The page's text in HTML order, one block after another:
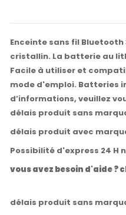
Enceinte sans fil
cristallin. La batterie au
Facile à utiliser et
mode d'emploi. Batteries
d’informations, veuillez
délais produit sans
délais produit avec
Possibilité d'express 24 H
vous avez besoin d'aide ?
délais produit sans